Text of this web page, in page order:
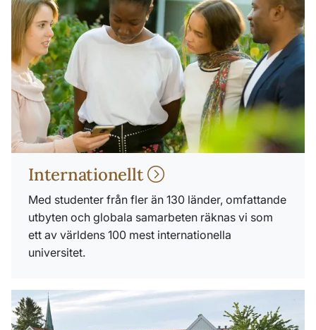
Internationellt
Med studenter från fler än 130 länder, omfattande
utbyten och globala samarbeten räknas vi som
ett av världens 100 mest internationella
universitet.